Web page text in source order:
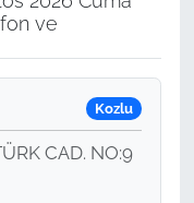
ve
Kozlu
CAD. NO:9